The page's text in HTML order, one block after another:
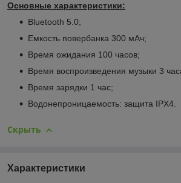
Основные характеристики:
Bluetooth 5.0;
Емкость повербанка 300 мАч;
Время ожидания 100 часов;
Время воспроизведения музыки 3
Время зарядки 1 час;
Водонепроницаемость: защита IPX4.
Скрыть
Характеристики